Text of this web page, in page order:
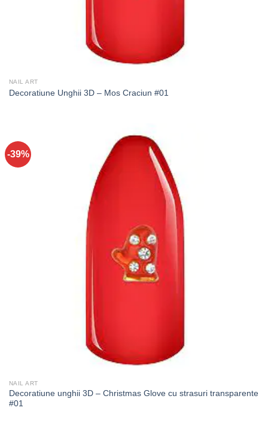
NAIL ART
Decoratiune Unghii 3D – Mos Craciun #01
-39%
NAIL ART
Decoratiune unghii 3D – Christmas Glove cu strasuri transparente
#01